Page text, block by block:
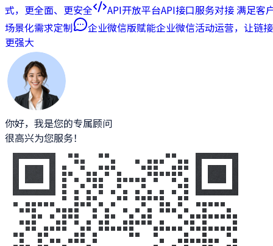
式，更全面、更安全
API开放平台API接口服务对接 满足客
场景化需求定制
企业微信版赋能企业微信活动运营，让链接
更强大
你好，我是您的专属顾问
很高兴为您服务！